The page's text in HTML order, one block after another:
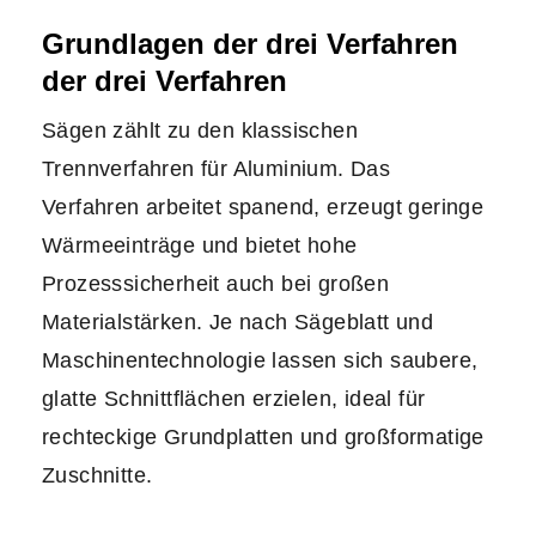
Grundlagen der drei Verfahren
der drei Verfahren
Sägen zählt zu den klassischen
Trennverfahren für Aluminium. Das
Verfahren arbeitet spanend, erzeugt geringe
Wärmeeinträge und bietet hohe
Prozesssicherheit auch bei großen
Materialstärken. Je nach Sägeblatt und
Maschinentechnologie lassen sich saubere,
glatte Schnittflächen erzielen, ideal für
rechteckige Grundplatten und großformatige
Zuschnitte.